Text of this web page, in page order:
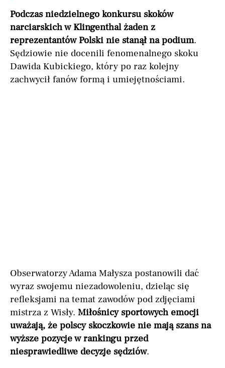
Podczas niedzielnego konkursu skoków
narciarskich w Klingenthal żaden z
reprezentantów Polski nie stanął na podium.
Sędziowie nie docenili fenomenalnego skoku
Dawida Kubickiego, który po raz kolejny
zachwycił fanów formą i umiejętnościami.
Obserwatorzy Adama Małysza postanowili dać
wyraz swojemu niezadowoleniu, dzieląc się
refleksjami na temat zawodów pod zdjęciami
mistrza z Wisły. Miłośnicy sportowych emocji
uważają, że polscy skoczkowie nie mają szans na
wyższe pozycje w rankingu przed
niesprawiedliwe decyzje sędziów.